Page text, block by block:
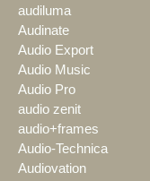
audiluma
Audinate
Audio Export
Audio Music
Audio Pro
audio zenit
audio+frames
Audio-Technica
Audiovation